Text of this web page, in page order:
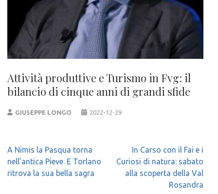
Attività produttive e Turismo in Fvg: il
bilancio di cinque anni di grandi sfide
GIUSEPPE LONGO 2022-12-29
Navigazione
articoli
A Nimis la Pasqua torna
nell’antica Pieve. E Torlano
ritrova la sua bella sagra
In Carso con il Fai e i
Curiosi di natura: sabato
alla scoperta della Val
Rosandra